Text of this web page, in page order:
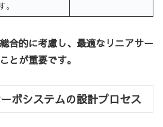
。
合的に考慮し、最適なリニアサー
とが重要です。
ボシステムの設計プロセス